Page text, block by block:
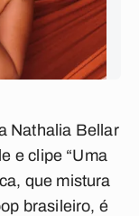
Nathalia Bellar
e clipe “Uma
que mistura
brasileiro, é